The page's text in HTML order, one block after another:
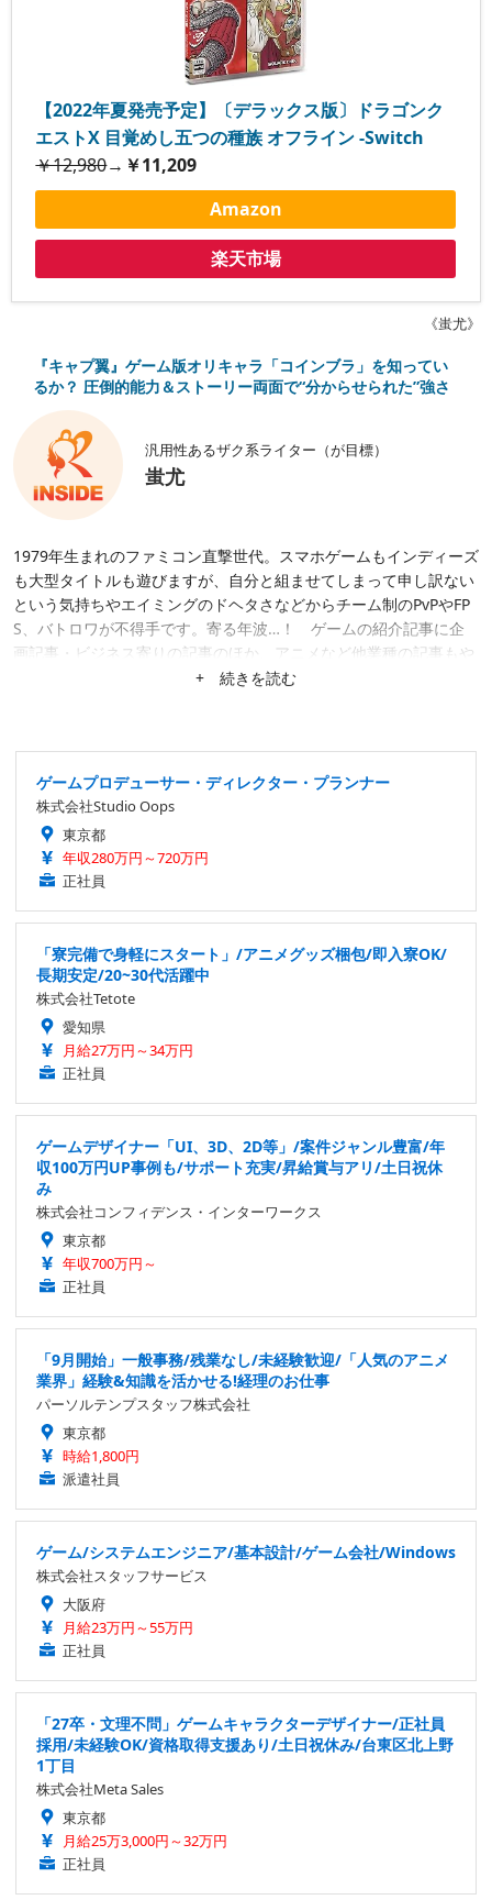
【2022年夏発売予定】〔デラックス版〕ドラゴンク
エストX 目覚めし五つの種族 オフライン -Switch
￥12,980→ ￥11,209
Amazon
楽天市場
《蚩尤》
『キャプ翼』ゲーム版オリキャラ「コインブラ」を知ってい
るか？ 圧倒的能力＆ストーリー両面で“分からせられた”強さ
汎用性あるザク系ライター（が目標）
蚩尤
1979年生まれのファミコン直撃世代。スマホゲームもインディーズ
も大型タイトルも遊びますが、自分と組ませてしまって申し訳ない
という気持ちやエイミングのドヘタさなどからチーム制のPvPやFP
S、バトロワが不得手です。寄る年波…！ ゲームの紹介記事に企
画記事・ビジネス寄りの記事のほか、アニメなど他業種の記事もや
れそうだと判断した案件はなんでも請けています。任天堂『ガール
+ 続きを読む
ゲームプロデューサー・ディレクター・プランナー
株式会社Studio Oops
東京都
年収280万円～720万円
正社員
「寮完備で身軽にスタート」/アニメグッズ梱包/即入寮OK/
長期安定/20~30代活躍中
株式会社Tetote
愛知県
月給27万円～34万円
正社員
ゲームデザイナー「UI、3D、2D等」/案件ジャンル豊富/年
収100万円UP事例も/サポート充実/昇給賞与アリ/土日祝休
み
株式会社コンフィデンス・インターワークス
東京都
年収700万円～
正社員
「9月開始」一般事務/残業なし/未経験歓迎/「人気のアニメ
業界」経験&知識を活かせる!経理のお仕事
パーソルテンプスタッフ株式会社
東京都
時給1,800円
派遣社員
ゲーム/システムエンジニア/基本設計/ゲーム会社/Windows
株式会社スタッフサービス
大阪府
月給23万円～55万円
正社員
「27卒・文理不問」ゲームキャラクターデザイナー/正社員
採用/未経験OK/資格取得支援あり/土日祝休み/台東区北上野
1丁目
株式会社Meta Sales
東京都
月給25万3,000円～32万円
正社員